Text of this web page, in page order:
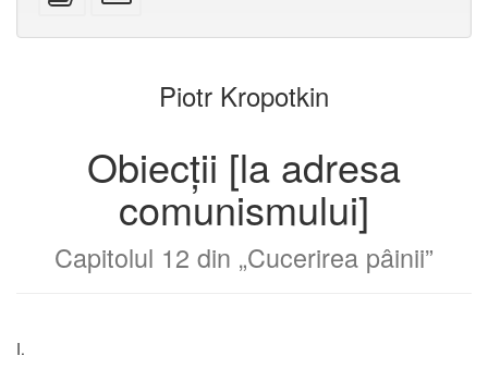
de
la
pentru
Piotr Kropotkin
Obiecții [la adresa
comunismului]
Capitolul 12 din „Cucerirea pâinii”
I.